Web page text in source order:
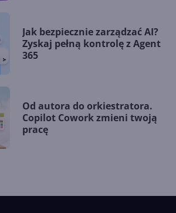
Jak bezpiecznie zarządzać AI?
Zyskaj pełną kontrolę z Agent
365
Od autora do orkiestratora.
Copilot Cowork zmieni twoją
pracę